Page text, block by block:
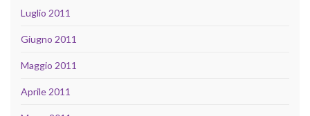
Luglio 2011
Giugno 2011
Maggio 2011
Aprile 2011